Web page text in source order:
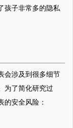
孩子非常多的隐私
会涉及到很多细节
为了简化研究过
的安全风险：